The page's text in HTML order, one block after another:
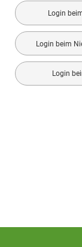
Login
Login beim
Login